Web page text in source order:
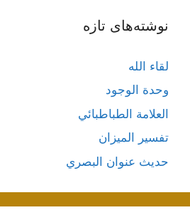
نوشته‌های تازه
لقاء الله
وحدة الوجود
العلامة الطباطبائي
تفسير الميزان
حديث عنوان البصري